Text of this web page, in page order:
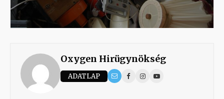
Oxygen Hirügynökség
ADATLAP